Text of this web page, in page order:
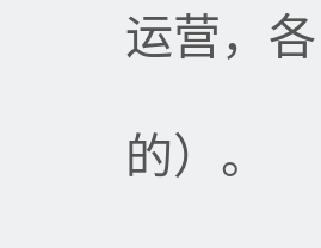
运营，
的）。